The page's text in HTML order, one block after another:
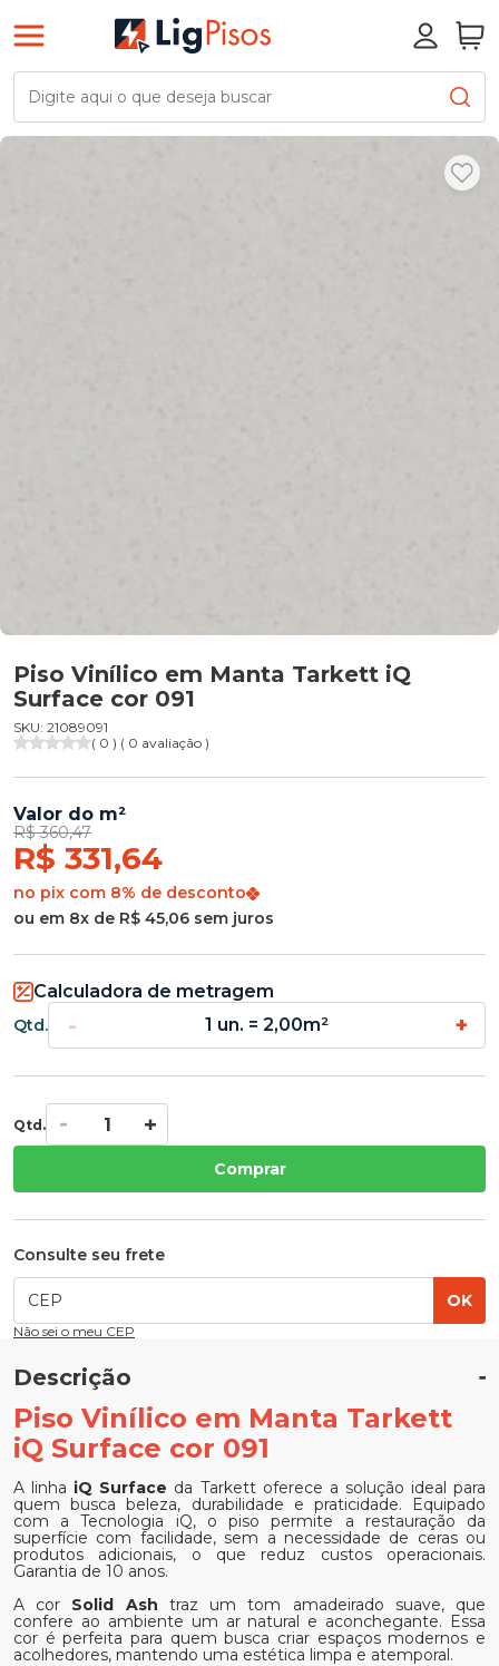
Piso Vinílico em Manta Tarkett iQ
Surface cor 091
SKU: 21089091
( 0 ) ( 0 avaliação )
Valor do m²
R$ 360,47
R$ 331,64
no pix com 8% de desconto
ou em 8x de R$ 45,06 sem juros
Calculadora de metragem
Qtd. - 1 un. = 2,00m² +
Qtd.
Comprar
Consulte seu frete
OK
Não sei o meu CEP
Descrição
Piso Vinílico em Manta Tarkett
iQ Surface cor 091
A linha iQ Surface da Tarkett oferece a solução ideal para
quem busca beleza, durabilidade e praticidade. Equipado
com a Tecnologia iQ, o piso permite a restauração da
superfície com facilidade, sem a necessidade de ceras ou
produtos adicionais, o que reduz custos operacionais.
Garantia de 10 anos.
A cor Solid Ash traz um tom amadeirado suave, que
confere ao ambiente um ar natural e aconchegante. Essa
cor é perfeita para quem busca criar espaços modernos e
acolhedores, mantendo uma estética limpa e atemporal.